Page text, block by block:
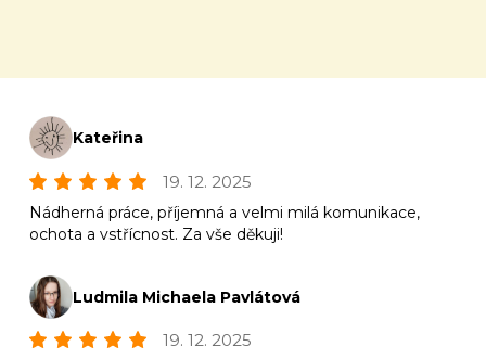
Kateřina
19. 12. 2025
Nádherná práce, příjemná a velmi milá komunikace,
ochota a vstřícnost. Za vše děkuji!
Ludmila Michaela Pavlátová
19. 12. 2025